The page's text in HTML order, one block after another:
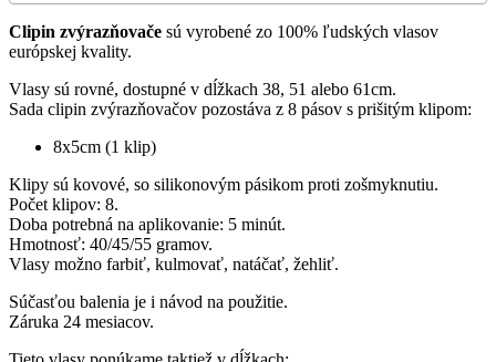
Clipin zvýrazňovače sú vyrobené zo 100% ľudských vlasov
európskej kvality.
Vlasy sú rovné, dostupné v dĺžkach 38, 51 alebo 61cm.
Sada clipin zvýrazňovačov pozostáva z 8 pásov s prišitým klipom:
8x5cm (1 klip)
Klipy sú kovové, so silikonovým pásikom proti zošmyknutiu.
Počet klipov: 8.
Doba potrebná na aplikovanie: 5 minút.
Hmotnosť: 40/45/55 gramov.
Vlasy možno farbiť, kulmovať, natáčať, žehliť.
Súčasťou balenia je i návod na použitie.
Záruka 24 mesiacov.